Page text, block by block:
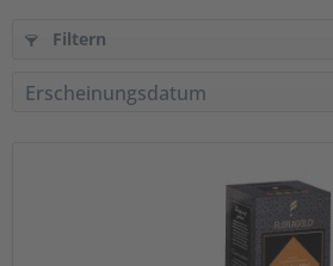
Filtern